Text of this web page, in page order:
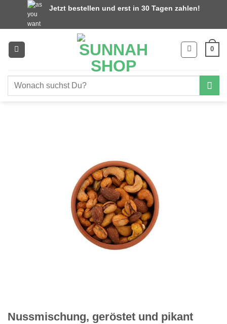
springen
Jetzt bestellen und erst in 30 Tagen zahlen!
0
Suchen
Nussmischung, geröstet und pikant